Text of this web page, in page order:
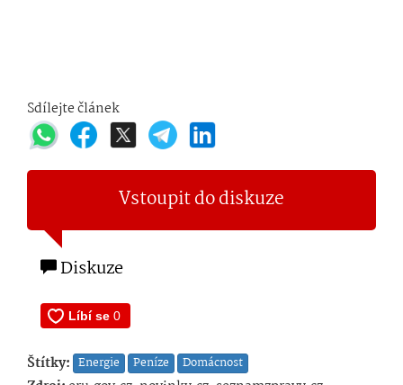
Sdílejte článek
Vstoupit do diskuze
Diskuze
Štítky: Energie Peníze Domácnost